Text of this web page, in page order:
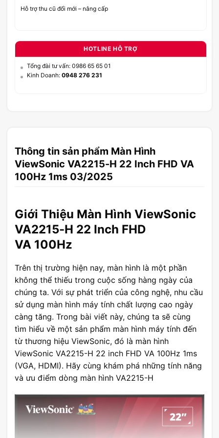
Hỗ trợ thu cũ đổi mới – nâng cấp
HOTLINE HỖ TRỢ
Tổng đài tư vấn: 0986 65 65 01
Kinh Doanh: 0948 276 231
Thông tin sản phẩm Màn Hình
ViewSonic VA2215-H 22 Inch FHD VA
100Hz 1ms 03/2025
Giới Thiệu Màn Hình ViewSonic
VA2215-H 22 Inch FHD
VA 100Hz
Trên thị trường hiện nay, màn hình là một phần
không thể thiếu trong cuộc sống hàng ngày của
chúng ta. Với sự phát triển của công nghệ, nhu cầu
sử dụng màn hình máy tính chất lượng cao ngày
càng tăng. Trong bài viết này, chúng ta sẽ cùng
tìm hiểu về một sản phẩm màn hình máy tính đến
từ thương hiệu ViewSonic, đó là màn hình
ViewSonic VA2215-H 22 inch FHD VA 100Hz 1ms
(VGA, HDMI). Hãy cùng khám phá những tính năng
và ưu điểm dòng màn hình VA2215-H